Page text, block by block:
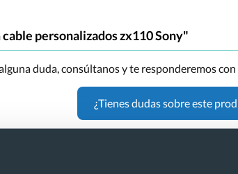
personalizados zx110 Sony"
duda, consúltanos y te responderemos
¿Tienes dudas sobre este
con cable personalizados